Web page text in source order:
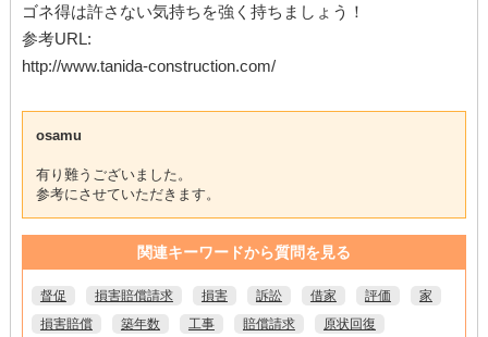
ゴネ得は許さない気持ちを強く持ちましょう！
参考URL:
http://www.tanida-construction.com/
osamu
有り難うございました。
参考にさせていただきます。
関連キーワードから質問を見る
督促 損害賠償請求 損害 訴訟 借家 評価
家
損害賠償
築年数 工事 賠償請求
原状回復